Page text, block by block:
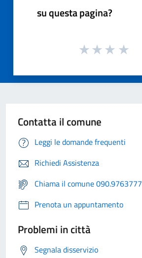
su questa pagina?
Contatta il comune
Leggi le domande frequenti
Richiedi Assistenza
Chiama il comune 090.9763777
Prenota un appuntamento
Problemi in città
Segnala disservizio